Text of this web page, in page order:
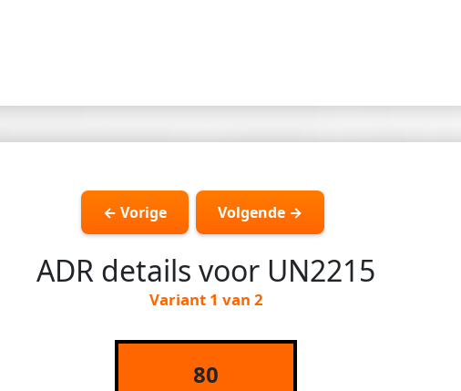
← Vorige Volgende →
ADR details voor UN2215
Variant 1 van 2
80